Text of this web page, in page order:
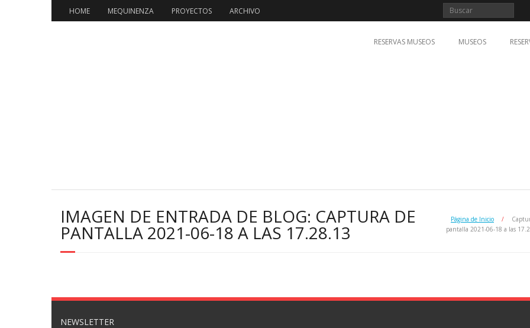
HOME MEQUINENZA PROYECTOS ARCHIVO
RESERVAS MUSEOS MUSEOS
IMAGEN DE ENTRADA DE BLOG: CAPTURA DE
PANTALLA 2021-06-18 A LAS 17.28.13
Página de Inicio /
pantalla 2021-06-18 a las
NEWSLETTER